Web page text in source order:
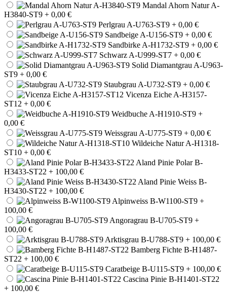
Mandal Ahorn Natur A-
H3840-ST9 + 0,00 €
Perlgrau A-U763-ST9 + 0,00 €
Sandbeige A-U156-ST9 + 0,00 €
Sandbirke A-H1732-ST9 + 0,00 €
Schwarz A-U999-ST7 + 0,00 €
Solid Diamantgrau A-U963-
ST9 + 0,00 €
Staubgrau A-U732-ST9 + 0,00 €
Vicenza Eiche A-H3157-
ST12 + 0,00 €
Weidbuche A-H1910-ST9 +
0,00 €
Weissgrau A-U775-ST9 + 0,00 €
Wildeiche Natur A-H1318-
ST10 + 0,00 €
Aland Pinie Polar B-
H3433-ST22 + 100,00 €
Aland Pinie Weiss B-
H3430-ST22 + 100,00 €
Alpinweiss B-W1100-ST9 +
100,00 €
Angoragrau B-U705-ST9 +
100,00 €
Arktisgrau B-U788-ST9 + 100,00 €
Bamberg Fichte B-H1487-
ST22 + 100,00 €
Caratbeige B-U115-ST9 + 100,00 €
Cascina Pinie B-H1401-ST22
+ 100,00 €